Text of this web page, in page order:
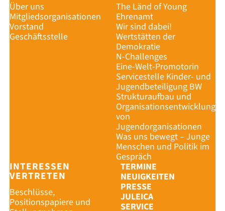
Über uns
Mitgliedsorganisationen
Vorstand
Geschäftsstelle
The Länd of Young
Ehrenamt
Wir sind dabei!
Wertstätten der
Demokratie
N-Challenges
Eine-Welt-Promotorin
Servicestelle Kinder- und
Jugendbeteiligung BW
Strukturaufbau und
Organisationsentwicklung
von
Jugendorganisationen
Was uns bewegt – Junge
Menschen und Politik im
Gespräch
INTERESSEN
VERTRETEN
Beschlüsse,
Positionspapiere und
TERMINE
NEUIGKEITEN
PRESSE
JULEICA
SERVICE